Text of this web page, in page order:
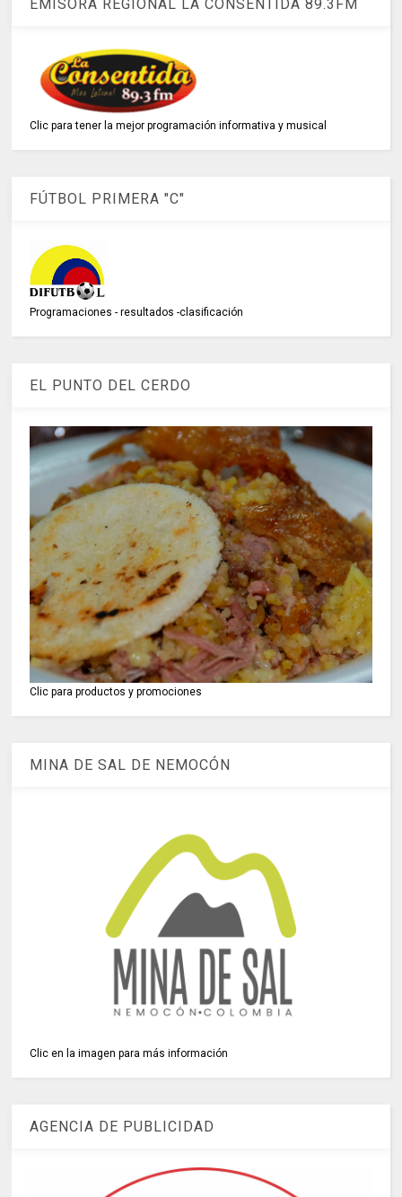
EMISORA REGIONAL LA CONSENTIDA 89.3FM
Clic para tener la mejor programación informativa y musical
FÚTBOL PRIMERA "C"
Programaciones - resultados -clasificación
EL PUNTO DEL CERDO
Clic para productos y promociones
MINA DE SAL DE NEMOCÓN
Clic en la imagen para más información
AGENCIA DE PUBLICIDAD